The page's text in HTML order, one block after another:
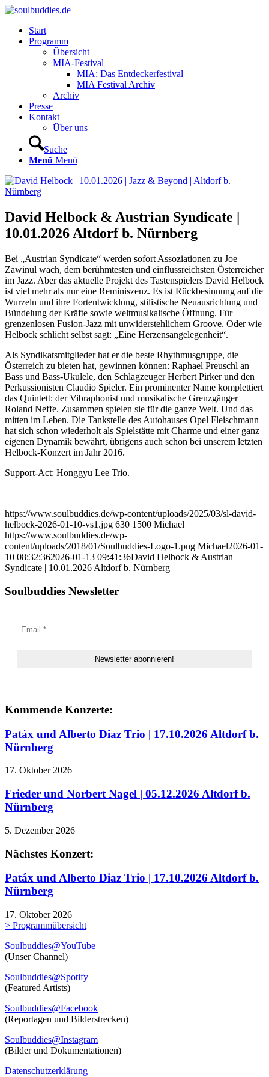
Start
Programm
Übersicht
MIA-Festival
MIA: Das Entdeckerfestival
MIA Festival Archiv
Archiv
Presse
Kontakt
Über uns
Suche
Menü Menü
David Helbock & Austrian Syndicate |
10.01.2026 Altdorf b. Nürnberg
Bei „Austrian Syndicate“ werden sofort Assoziationen zu Joe
Zawinul wach, dem berühmtesten und einflussreichsten Österreicher
im Jazz. Aber das aktuelle Projekt des Tastenspielers David Helbock
ist viel mehr als nur eine Reminiszenz. Es ist Rückbesinnung auf die
Wurzeln und ihre Fortentwicklung, stilistische Neuausrichtung und
Bündelung der Kräfte sowie weltmusikalische Öffnung. Für
grenzenlosen Fusion-Jazz mit unwiderstehlichem Groove. Oder wie
Helbock schlicht selbst sagt: „Eine Herzensangelegenheit“.
Als Syndikatsmitglieder hat er die beste Rhythmusgruppe, die
Österreich zu bieten hat, gewinnen können: Raphael Preuschl an
Bass und Bass-Ukulele, den Schlagzeuger Herbert Pirker und den
Perkussionisten Claudio Spieler. Ein prominenter Name komplettiert
das Quintett: der Vibraphonist und musikalische Grenzgänger
Roland Neffe. Zusammen spielen sie für die ganze Welt. Und das
mitten im Leben. Die Tankstelle des Autohauses Opel Fleischmann
hat sich schon wiederholt als Spielstätte mit Charme und einer ganz
eigenen Dynamik bewährt, übrigens auch schon bei unserem letzten
Helbock-Konzert im Jahr 2016.
Support-Act: Honggyu Lee Trio.
https://www.soulbuddies.de/wp-content/uploads/2025/03/sl-david-
helbock-2026-01-10-vs1.jpg 630 1500 Michael
https://www.soulbuddies.de/wp-
content/uploads/2018/01/Soulbuddies-Logo-1.png Michael2026-01-
10 08:32:362026-01-13 09:41:36David Helbock & Austrian
Syndicate | 10.01.2026 Altdorf b. Nürnberg
Soulbuddies Newsletter
Kommende Konzerte:
Patáx und Alberto Diaz Trio | 17.10.2026 Altdorf b.
Nürnberg
17. Oktober 2026
Frieder und Norbert Nagel | 05.12.2026 Altdorf b.
Nürnberg
5. Dezember 2026
Nächstes Konzert:
Patáx und Alberto Diaz Trio | 17.10.2026 Altdorf b.
Nürnberg
17. Oktober 2026
> Programmübersicht
Soulbuddies@YouTube
(Unser Channel)
Soulbuddies@Spotify
(Featured Artists)
Soulbuddies@Facebook
(Reportagen und Bilderstrecken)
Soulbuddies@Instagram
(Bilder und Dokumentationen)
Datenschutzerklärung